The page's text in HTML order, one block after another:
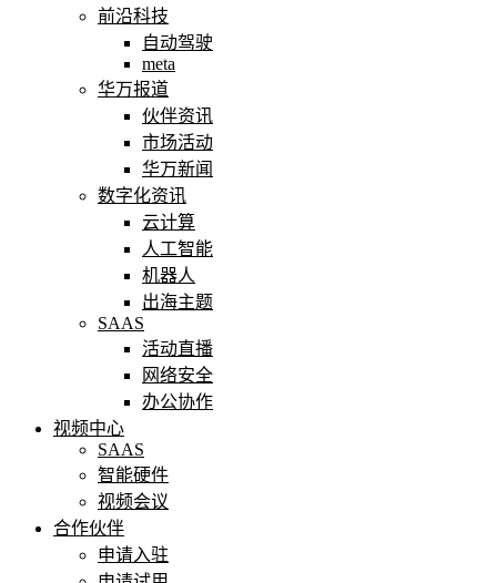
前沿科技
自动驾驶
meta
华万报道
伙伴资讯
市场活动
华万新闻
数字化资讯
云计算
人工智能
机器人
出海主题
SAAS
活动直播
网络安全
办公协作
视频中心
SAAS
智能硬件
视频会议
合作伙伴
申请入驻